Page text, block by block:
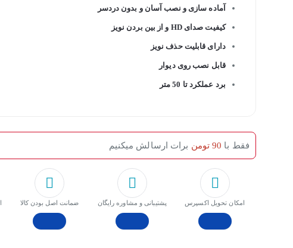
آماده سازی و نصب آسان و بدون دردسر
کیفیت صدای HD و از بین بردن نویز
دارای قابلیت حذف نویز
قابل نصب روی دیوار
برد عملکرد تا 50 متر
امکان تحویل اکسپرس پشتیبانی و مشاوره رایگان ﺿﻤﺎﻧﺖ اﺻﻞ ﺑﻮدن ﮐﺎﻟﺎ
فقط با 90 تومن برات ارسالش میکنیم